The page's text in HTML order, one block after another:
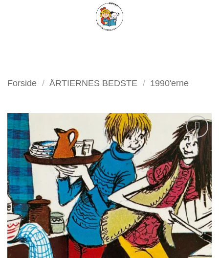
FILTER
Forside / ÅRTIERNES BEDSTE / 1990'erne
Tilføj
som
favorit